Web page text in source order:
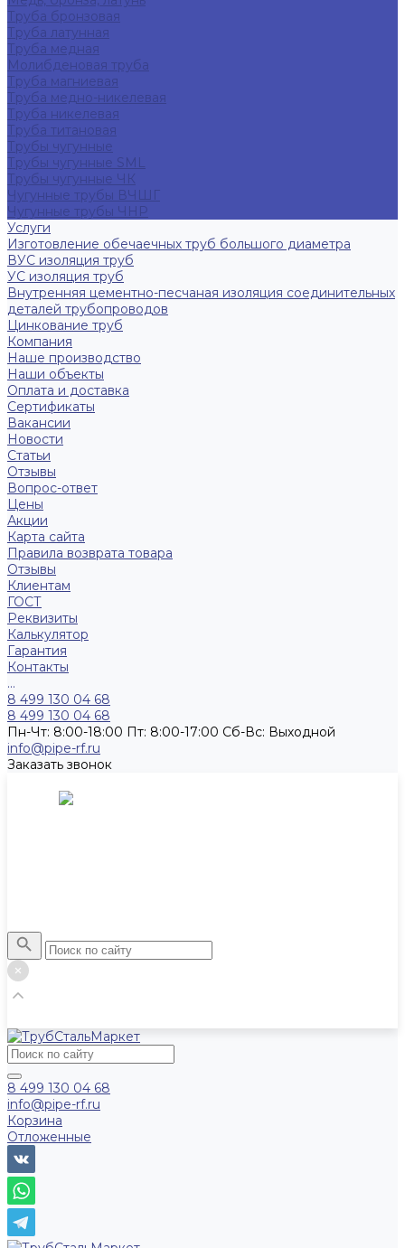
Труба бронзовая
Труба латунная
Труба медная
Молибденовая труба
Труба магниевая
Труба медно-никелевая
Труба никелевая
Труба титановая
Трубы чугунные
Трубы чугунные SML
Трубы чугунные ЧК
Чугунные трубы ВЧШГ
Чугунные трубы ЧНР
Услуги
Изготовление обечаечных труб большого диаметра
ВУС изоляция труб
УС изоляция труб
Внутренняя цементно-песчаная изоляция соединительных
деталей трубопроводов
Цинкование труб
Компания
Наше производство
Наши объекты
Оплата и доставка
Сертификаты
Вакансии
Новости
Статьи
Отзывы
Вопрос-ответ
Цены
Акции
Карта сайта
Правила возврата товара
Отзывы
Клиентам
ГОСТ
Реквизиты
Калькулятор
Гарантия
Контакты
...
8 499 130 04 68
8 499 130 04 68
Пн-Чт: 8:00-18:00 Пт: 8:00-17:00 Сб-Вс: Выходной
info@pipe-rf.ru
Заказать звонок
8 499 130 04 68
info@pipe-rf.ru
Корзина
Отложенные